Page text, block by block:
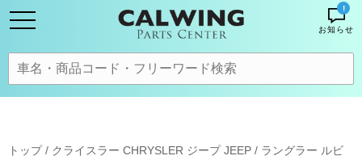
!
お知らせ
トップ/ クライスラー CHRYSLER ジープ JEEP / ラングラー ルビ